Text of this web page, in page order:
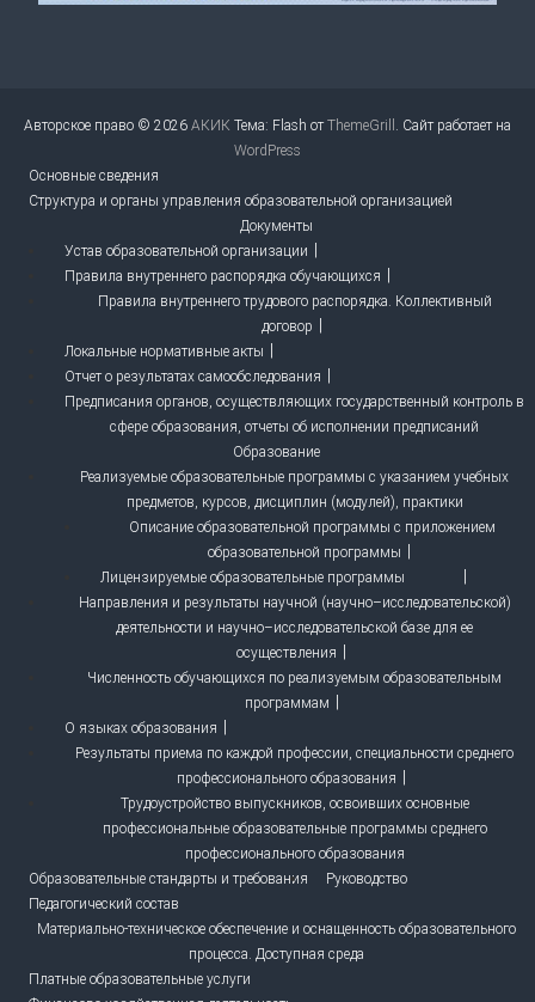
Авторское право © 2026 АКИК Тема: Flash отThemeGrill . Сайт работает на
WordPress
Основные сведения
Структура и органы управления образовательной организацией
Документы
Устав образовательной организации
Правила внутреннего распорядка обучающихся
Правила внутреннего трудового распорядка. Коллективный
договор
Локальные нормативные акты
Отчет о результатах самообследования
Предписания органов, осуществляющих государственный контроль в
сфере образования, отчеты об исполнении предписаний
Образование
Реализуемые образовательные программы с указанием учебных
предметов, курсов, дисциплин (модулей), практики
Описание образовательной программы с приложением
образовательной программы
Лицензируемые образовательные программы
Направления и результаты научной (научно–исследовательской)
деятельности и научно–исследовательской базе для ее
осуществления
Численность обучающихся по реализуемым образовательным
программам
О языках образования
Результаты приема по каждой профессии, специальности среднего
профессионального образования
Трудоустройство выпускников, освоивших основные
профессиональные образовательные программы среднего
профессионального образования
Образовательные стандарты и требования
Руководство
Педагогический состав
Материально-техническое обеспечение и оснащенность образовательного
процесса. Доступная среда
Платные образовательные услуги